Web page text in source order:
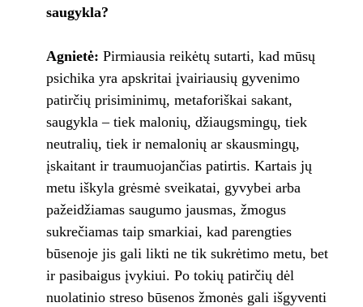
saugykla?
Agnietė: Pirmiausia reikėtų sutarti, kad mūsų
psichika yra apskritai įvairiausių gyvenimo
patirčių prisiminimų, metaforiškai sakant,
saugykla – tiek malonių, džiaugsmingų, tiek
neutralių, tiek ir nemalonių ar skausmingų,
įskaitant ir traumuojančias patirtis. Kartais jų
metu iškyla grėsmė sveikatai, gyvybei arba
pažeidžiamas saugumo jausmas, žmogus
sukrečiamas taip smarkiai, kad parengties
būsenoje jis gali likti ne tik sukrėtimo metu, bet
ir pasibaigus įvykiui. Po tokių patirčių dėl
nuolatinio streso būsenos žmonės gali išgyventi